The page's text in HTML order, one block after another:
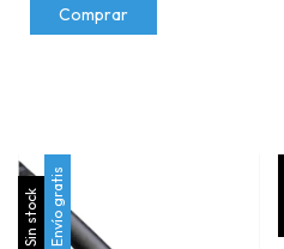
Comprar
Sin stock Envío gratis